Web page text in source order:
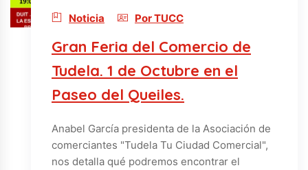
Noticia Por TUCC
Gran Feria del Comercio de
Tudela. 1 de Octubre en el
Paseo del Queiles.
Anabel García presidenta de la Asociación de
comerciantes "Tudela Tu Ciudad Comercial",
nos detalla qué podremos encontrar el